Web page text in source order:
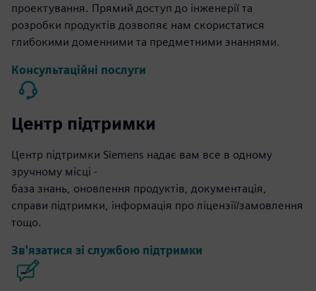
проектування. Прямий доступ до інженерії та
розробки продуктів дозволяє нам скористатися
глибокими доменними та предметними знаннями.
Консультаційні послуги
Центр підтримки
Центр підтримки Siemens надає вам все в одному
зручному місці -
база знань, оновлення продуктів, документація,
справи підтримки, інформація про ліцензії/замовлення
тощо.
Зв'язатися зі службою підтримки